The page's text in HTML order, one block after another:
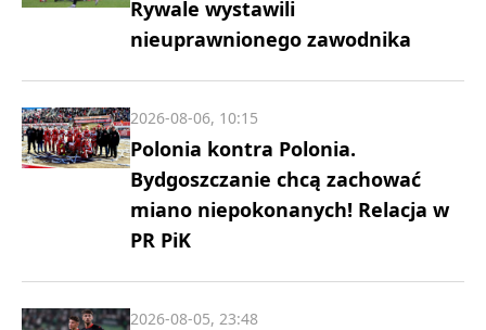
Rywale wystawili
nieuprawnionego zawodnika
Polonia kontra Polonia.
Bydgoszczanie chcą zachować
miano niepokonanych! Relacja w
PR PiK
2026-08-06, 10:15
2026-08-05, 23:48